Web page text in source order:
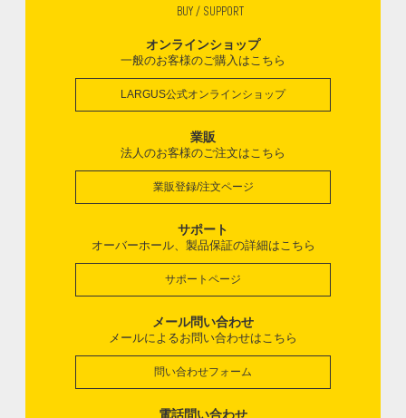
BUY / SUPPORT
オンラインショップ
一般のお客様のご購入はこちら
LARGUS公式オンラインショップ
業販
法人のお客様のご注文はこちら
業販登録/注文ページ
サポート
オーバーホール、製品保証の詳細はこちら
サポートページ
メール問い合わせ
メールによるお問い合わせはこちら
問い合わせフォーム
電話問い合わせ